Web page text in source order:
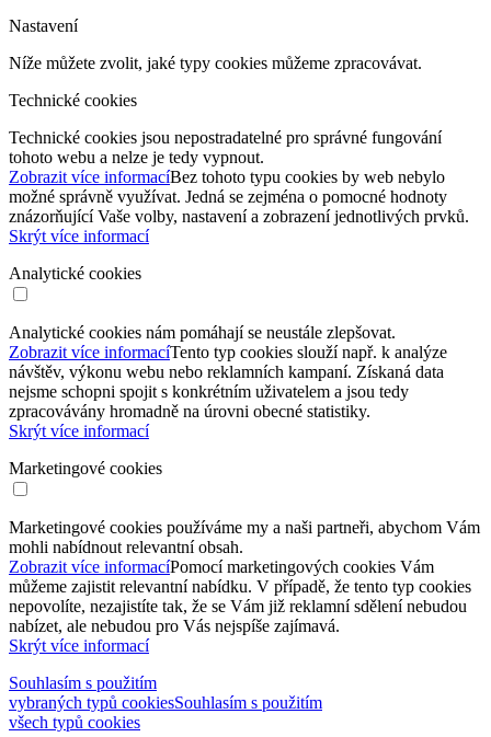
Nastavení
Níže můžete zvolit, jaké typy cookies můžeme zpracovávat.
Technické cookies
Technické cookies jsou nepostradatelné pro správné fungování
tohoto webu a nelze je tedy vypnout.
Zobrazit více informacíBez tohoto typu cookies by web nebylo
možné správně využívat. Jedná se zejména o pomocné hodnoty
znázorňující Vaše volby, nastavení a zobrazení jednotlivých prvků.
Skrýt více informací
Analytické cookies
Analytické cookies nám pomáhají se neustále zlepšovat.
Zobrazit více informacíTento typ cookies slouží např. k analýze
návštěv, výkonu webu nebo reklamních kampaní. Získaná data
nejsme schopni spojit s konkrétním uživatelem a jsou tedy
zpracovávány hromadně na úrovni obecné statistiky.
Skrýt více informací
Marketingové cookies
Marketingové cookies používáme my a naši partneři, abychom Vám
mohli nabídnout relevantní obsah.
Zobrazit více informacíPomocí marketingových cookies Vám
můžeme zajistit relevantní nabídku. V případě, že tento typ cookies
nepovolíte, nezajistíte tak, že se Vám již reklamní sdělení nebudou
nabízet, ale nebudou pro Vás nejspíše zajímavá.
Skrýt více informací
Souhlasím s použitím
vybraných typů cookiesSouhlasím s použitím
všech typů cookies